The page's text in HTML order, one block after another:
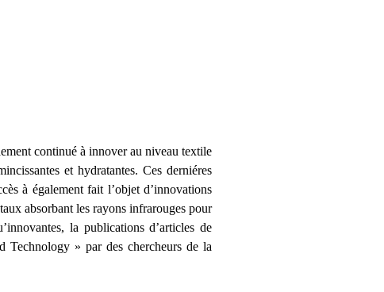
continué à innover au niveau textile
et hydratantes. Ces derniéres
à également fait l’objet d’innovations
absorbant les rayons infrarouges pour
la publications d’articles de
Technology » par des chercheurs de la